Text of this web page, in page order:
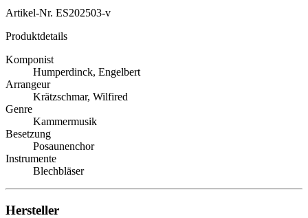
Artikel-Nr. ES202503-v
Produktdetails
Komponist
Humperdinck, Engelbert
Arrangeur
Krätzschmar, Wilfired
Genre
Kammermusik
Besetzung
Posaunenchor
Instrumente
Blechbläser
Hersteller